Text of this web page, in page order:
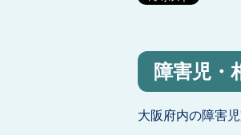
障害児・
大阪府内の障害